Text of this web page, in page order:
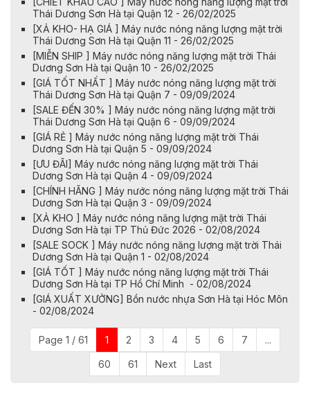
Thái Dương Sơn Hà tại Quận 12 - 26/02/2025
[XẢ KHO- HẠ GIÁ ] Máy nước nóng năng lượng mặt trời
Thái Dương Sơn Hà tại Quận 11 - 26/02/2025
[MIỄN SHIP ] Máy nước nóng năng lượng mặt trời Thái
Dương Sơn Hà tại Quận 10 - 26/02/2025
[GIÁ TỐT NHẤT ] Máy nước nóng năng lượng mặt trời
Thái Dương Sơn Hà tại Quận 7 - 09/09/2024
[SALE ĐẾN 30% ] Máy nước nóng năng lượng mặt trời
Thái Dương Sơn Hà tại Quận 6 - 09/09/2024
[GIÁ RẺ ] Máy nước nóng năng lượng mặt trời Thái
Dương Sơn Hà tại Quận 5 - 09/09/2024
[ƯU ĐÃI] Máy nước nóng năng lượng mặt trời Thái
Dương Sơn Hà tại Quận 4 - 09/09/2024
[CHÍNH HÃNG ] Máy nước nóng năng lượng mặt trời Thái
Dương Sơn Hà tại Quận 3 - 09/09/2024
[XẢ KHO ] Máy nước nóng năng lượng mặt trời Thái
Dương Sơn Hà tại TP Thủ Đức 2026 - 02/08/2024
[SALE SOCK ] Máy nước nóng năng lượng mặt trời Thái
Dương Sơn Hà tại Quận 1 - 02/08/2024
[GIÁ TỐT ] Máy nước nóng năng lượng mặt trời Thái
Dương Sơn Hà tại TP Hồ Chí Minh - 02/08/2024
[GIÁ XUẤT XƯỞNG] Bồn nước nhựa Sơn Hà tại Hóc Môn
- 02/08/2024
Page 1 / 61 1 2 3 4 5 6 7 ...
60 61 Next Last